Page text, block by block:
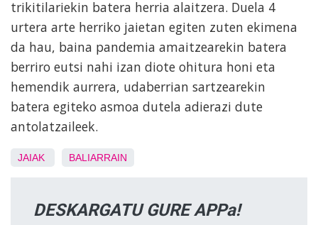
trikitilariekin batera herria alaitzera. Duela 4
urtera arte herriko jaietan egiten zuten ekimena
da hau, baina pandemia amaitzearekin batera
berriro eutsi nahi izan diote ohitura honi eta
hemendik aurrera, udaberrian sartzearekin
batera egiteko asmoa dutela adierazi dute
antolatzaileek.
JAIAK BALIARRAIN
DESKARGATU GURE APPa!